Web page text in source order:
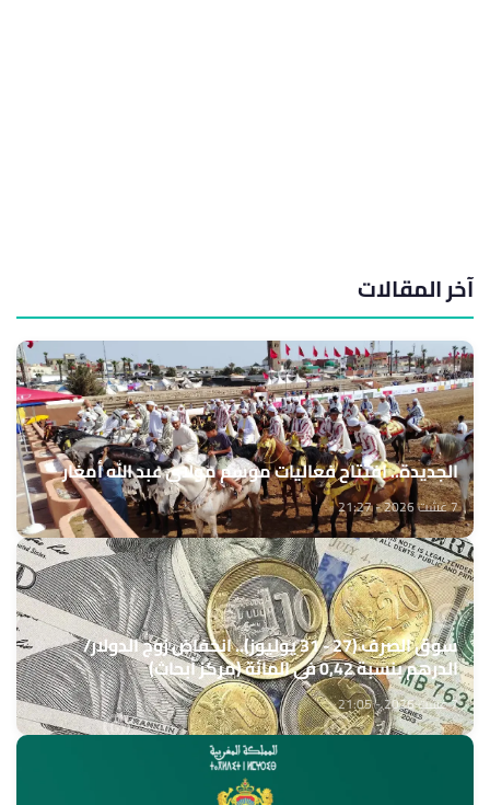
آخر المقالات
الجديدة.. افتتاح فعاليات موسم مولاي عبد الله أمغار
7 غشت 2026 - 21:27
سوق الصرف (27 - 31 يوليوز).. انخفاض زوج الدولار/
الدرهم بنسبة 0,42 في المائة (مركز أبحاث)
7 غشت 2026 - 21:05